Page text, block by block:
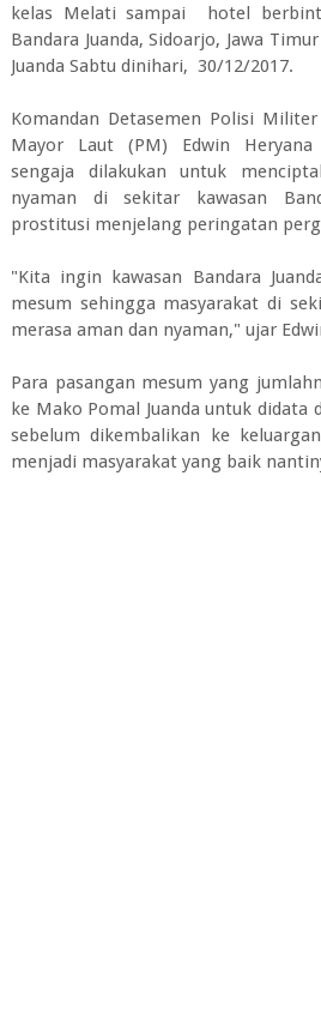
kelas Melati sampai hotel
Bandara Juanda, Sidoarjo, Jawa
Juanda Sabtu dinihari, 30/12/2017.
Komandan Detasemen Polisi
Mayor Laut (PM) Edwin
sengaja dilakukan untuk
nyaman di sekitar kawasan
prostitusi menjelang peringatan
"Kita ingin kawasan Bandara
mesum sehingga masyarakat di
merasa aman dan nyaman," ujar
Para pasangan mesum yang
ke Mako Pomal Juanda untuk didata
sebelum dikembalikan ke
menjadi masyarakat yang baik